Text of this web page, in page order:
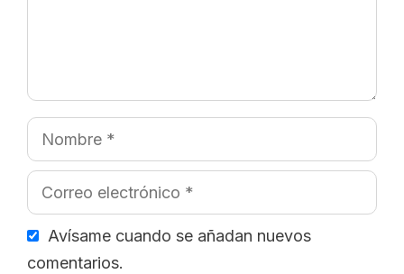
Nombre
Correo
electrónico
Avísame cuando se añadan nuevos
comentarios.